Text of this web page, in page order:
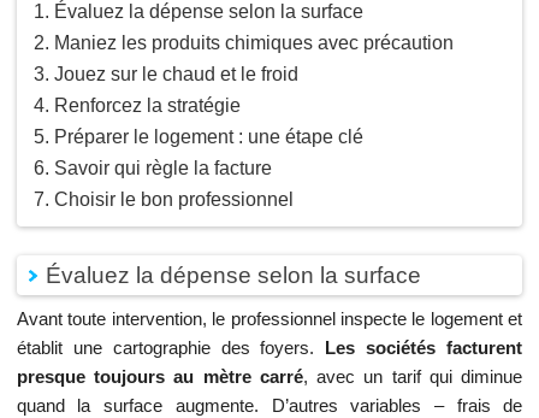
Évaluez la dépense selon la surface
Maniez les produits chimiques avec précaution
Jouez sur le chaud et le froid
Renforcez la stratégie
Préparer le logement : une étape clé
Savoir qui règle la facture
Choisir le bon professionnel
Évaluez la dépense selon la surface
Avant toute intervention, le professionnel inspecte le logement et
établit une cartographie des foyers. Les sociétés facturent
presque toujours au mètre carré, avec un tarif qui diminue
quand la surface augmente. D’autres variables – frais de